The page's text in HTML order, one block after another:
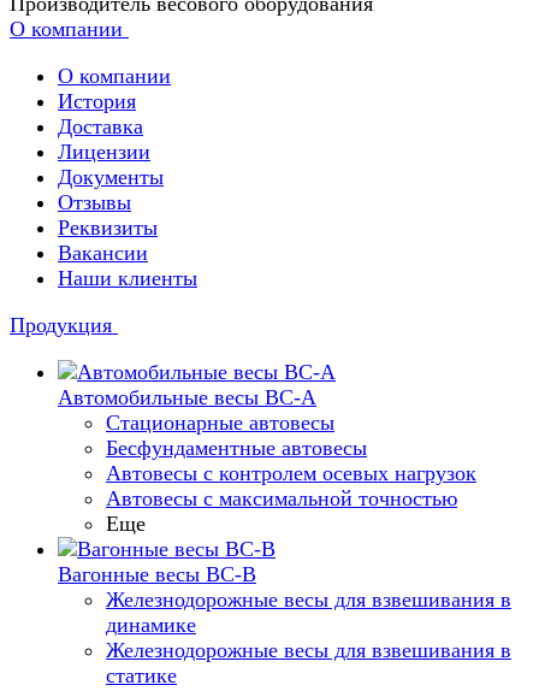
О компании
О компании
История
Доставка
Лицензии
Документы
Отзывы
Реквизиты
Вакансии
Наши клиенты
Продукция
Автомобильные весы ВС-А
Стационарные автовесы
Бесфундаментные автовесы
Автовесы с контролем осевых нагрузок
Автовесы с максимальной точностью
Еще
Вагонные весы ВС-В
Железнодорожные весы для взвешивания в
динамике
Железнодорожные весы для взвешивания в
статике